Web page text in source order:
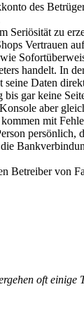
des
Seriösität zu
Vertrauen
handelt. In
Daten
gar keine
aber
mit
persönlich,
Betreiber von
oft einige